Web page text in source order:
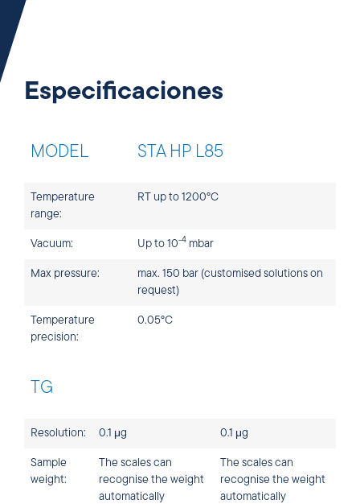
Especificaciones
MODEL STA HP L85
Temperature
range:
RT up to 1200°C
Vacuum: Up to 10-4 mbar
Max pressure:
max. 150 bar (customised solutions on
request)
Temperature
precision:
0.05°C
TG
Resolution: 0.1 μg 0.1 μg
Sample
weight:
The scales can
recognise the weight
automatically
The scales can
recognise the weight
automatically